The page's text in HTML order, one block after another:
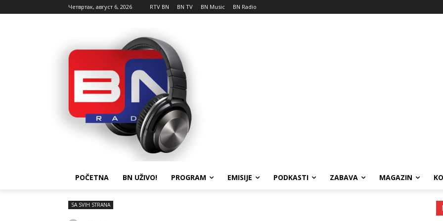
Четвртак, август 6, 2026 RTV BN BN TV BN Music BN Radio
POČETNA BN UŽIVO! PROGRAM EMISIJE PODKASTI ZABAVA MAGAZIN
SA SVIH STRANA